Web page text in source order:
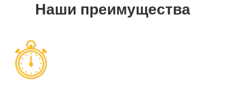
Наши преимущества